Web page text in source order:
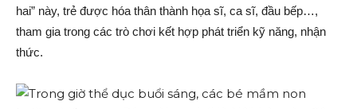
hai” này, trẻ được hóa thân thành họa sĩ, ca sĩ, đầu bếp…,
tham gia trong các trò chơi kết hợp phát triển kỹ năng, nhận
thức.